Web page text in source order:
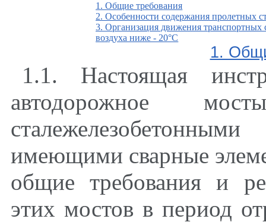
1. Общие требования
2. Особенности содержания пролетных
3. Организация движения транспортных
воздуха ниже - 20°С
1.
1.1. Настоящая
автодорожное
имеющими сварные
общие требования и
этих мостов в период